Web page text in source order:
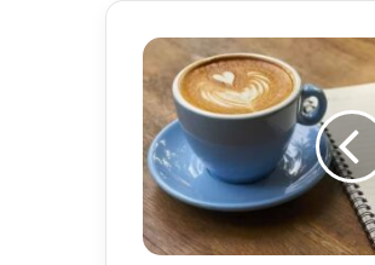
¿Tomamos
un
café?